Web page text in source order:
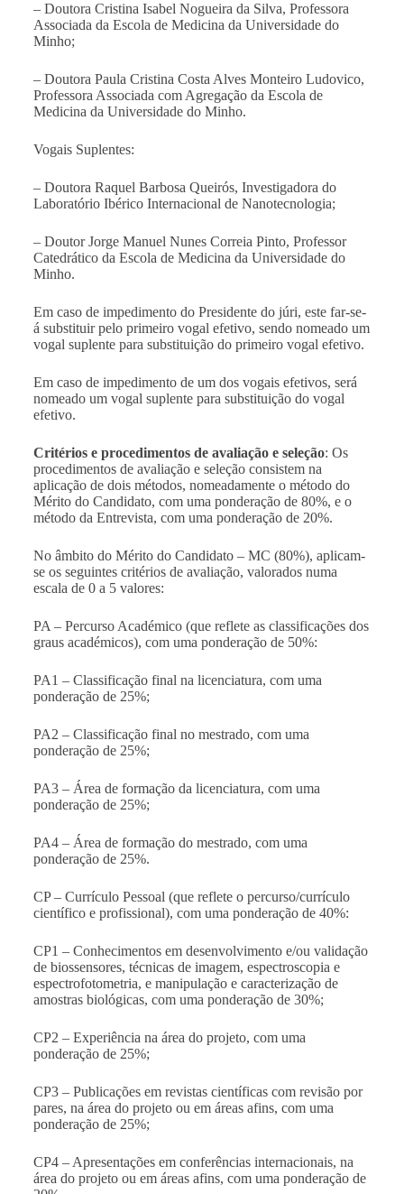
– Doutora Cristina Isabel Nogueira da Silva, Professora
Associada da Escola de Medicina da Universidade do
Minho;
– Doutora Paula Cristina Costa Alves Monteiro Ludovico,
Professora Associada com Agregação da Escola de
Medicina da Universidade do Minho.
Vogais Suplentes:
– Doutora Raquel Barbosa Queirós, Investigadora do
Laboratório Ibérico Internacional de Nanotecnologia;
– Doutor Jorge Manuel Nunes Correia Pinto, Professor
Catedrático da Escola de Medicina da Universidade do
Minho.
Em caso de impedimento do Presidente do júri, este far-se-
á substituir pelo primeiro vogal efetivo, sendo nomeado um
vogal suplente para substituição do primeiro vogal efetivo.
Em caso de impedimento de um dos vogais efetivos, será
nomeado um vogal suplente para substituição do vogal
efetivo.
Critérios e procedimentos de avaliação e seleção: Os
procedimentos de avaliação e seleção consistem na
aplicação de dois métodos, nomeadamente o método do
Mérito do Candidato, com uma ponderação de 80%, e o
método da Entrevista, com uma ponderação de 20%.
No âmbito do Mérito do Candidato – MC (80%), aplicam-
se os seguintes critérios de avaliação, valorados numa
escala de 0 a 5 valores:
PA – Percurso Académico (que reflete as classificações dos
graus académicos), com uma ponderação de 50%:
PA1 – Classificação final na licenciatura, com uma
ponderação de 25%;
PA2 – Classificação final no mestrado, com uma
ponderação de 25%;
PA3 – Área de formação da licenciatura, com uma
ponderação de 25%;
PA4 – Área de formação do mestrado, com uma
ponderação de 25%.
CP – Currículo Pessoal (que reflete o percurso/currículo
científico e profissional), com uma ponderação de 40%:
CP1 – Conhecimentos em desenvolvimento e/ou validação
de biossensores, técnicas de imagem, espectroscopia e
espectrofotometria, e manipulação e caracterização de
amostras biológicas, com uma ponderação de 30%;
CP2 – Experiência na área do projeto, com uma
ponderação de 25%;
CP3 – Publicações em revistas científicas com revisão por
pares, na área do projeto ou em áreas afins, com uma
ponderação de 25%;
CP4 – Apresentações em conferências internacionais, na
área do projeto ou em áreas afins, com uma ponderação de